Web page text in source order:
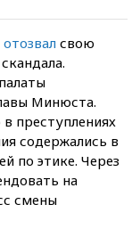
отозвал свою
Минюста.
в преступлениях
содержались в
по этике. Через
на
смены